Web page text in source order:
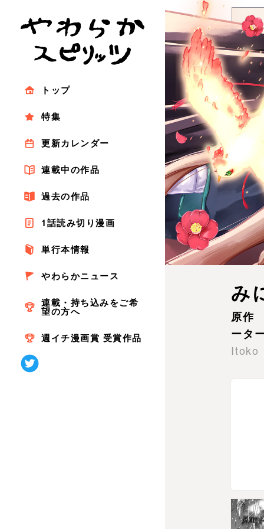
トップ
特集
更新カレンダー
連載中の作品
過去の作品
1話読み切り漫画
単行本情報
やわらかニュース
連載・持ち込みをご希
望の方へ
週イチ漫画賞 受賞作品
み
原作
ータ
Itoko